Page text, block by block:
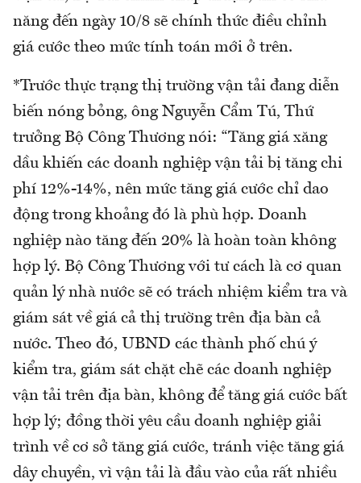
năng đến ngày 10/8 sẽ chính thức điều chỉnh
giá cước theo mức tính toán mới ở trên.
*Trước thực trạng thị trường vận tải đang diễn
biến nóng bỏng, ông Nguyễn Cẩm Tú, Thứ
trưởng Bộ Công Thương nói: “Tăng giá xăng
dầu khiến các doanh nghiệp vận tải bị tăng chi
phí 12%-14%, nên mức tăng giá cước chỉ dao
động trong khoảng đó là phù hợp. Doanh
nghiệp nào tăng đến 20% là hoàn toàn không
hợp lý. Bộ Công Thương với tư cách là cơ quan
quản lý nhà nước sẽ có trách nhiệm kiểm tra và
giám sát về giá cả thị trường trên địa bàn cả
nước. Theo đó, UBND các thành phố chú ý
kiểm tra, giám sát chặt chẽ các doanh nghiệp
vận tải trên địa bàn, không để tăng giá cước bất
hợp lý; đồng thời yêu cầu doanh nghiệp giải
trình về cơ sở tăng giá cước, tránh việc tăng giá
dây chuyền, vì vận tải là đầu vào của rất nhiều